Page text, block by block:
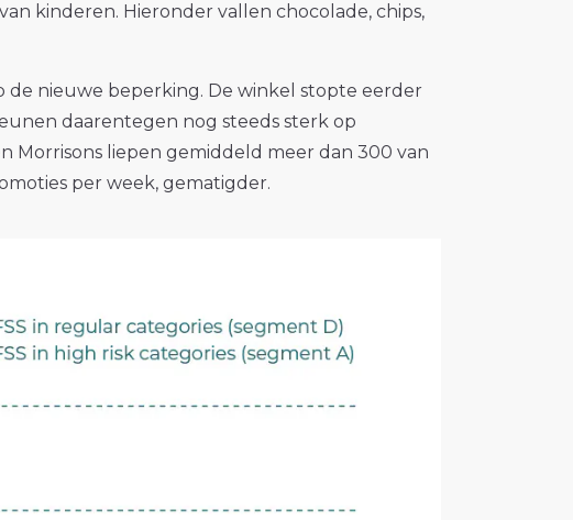
kinderen. Hieronder vallen chocolade, chips,
de nieuwe beperking. De winkel stopte eerder
daarentegen nog steeds sterk op
Morrisons liepen gemiddeld meer dan 300 van
per week, gematigder.